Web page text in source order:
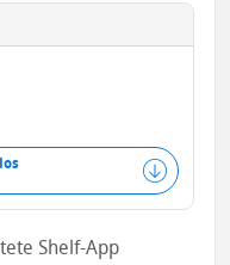
Shelf-App